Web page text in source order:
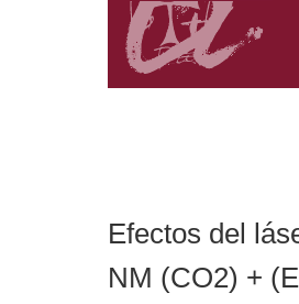
Efectos del
NM (CO2) +